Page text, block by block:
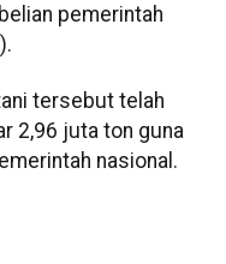
pemerintah
tersebut telah
2,96 juta ton guna
nasional.